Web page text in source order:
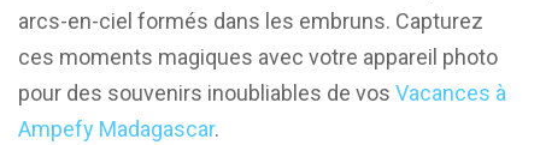
arcs-en-ciel formés dans les embruns. Capturez
ces moments magiques avec votre appareil photo
pour des souvenirs inoubliables de vos Vacances à
Ampefy Madagascar.